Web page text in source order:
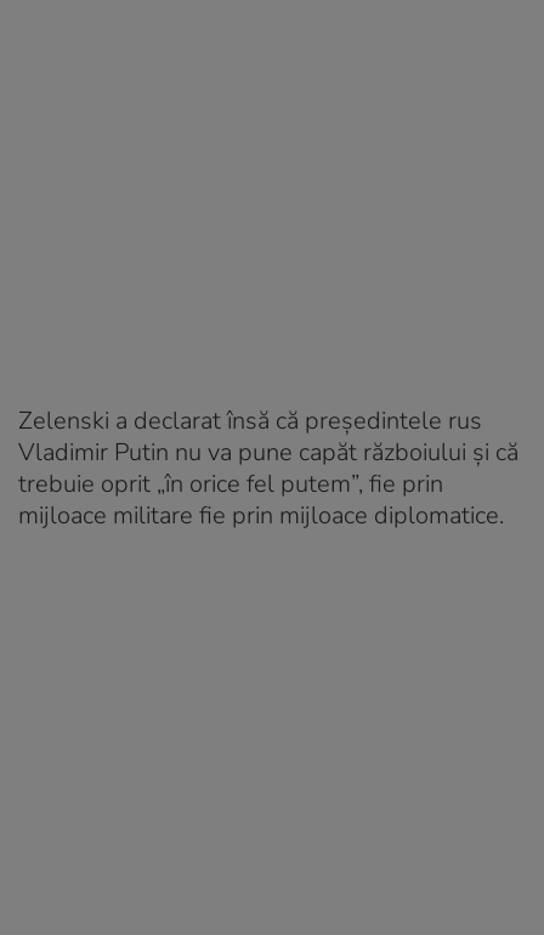
Zelenski a declarat însă că preşedintele rus
Vladimir Putin nu va pune capăt războiului şi că
trebuie oprit „în orice fel putem”, fie prin
mijloace militare fie prin mijloace diplomatice.